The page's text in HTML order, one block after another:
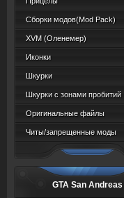
Сборки модов(Mod Pack)
XVM (Oленемер)
Иконки
Шкурки
Шкурки с зонами пробитий
Оригинальные файлы
Читы/запрещенные моды
GTA San Andreas